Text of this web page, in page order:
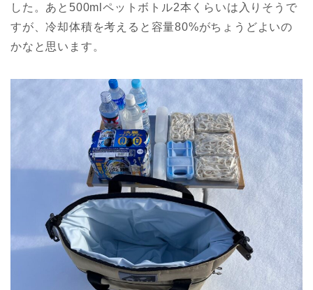
した。あと500mlペットボトル2本くらいは入りそうで
すが、冷却体積を考えると容量80%がちょうどよいの
かなと思います。